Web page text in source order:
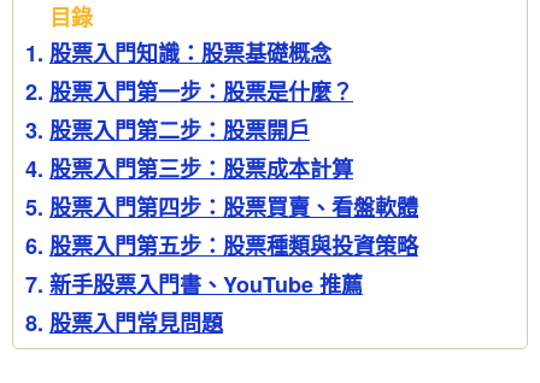
目錄
股票入門知識：股票基礎概念
股票入門第一步：股票是什麼？
股票入門第二步：股票開戶
股票入門第三步：股票成本計算
股票入門第四步：股票買賣、看盤軟體
股票入門第五步：股票種類與投資策略
新手股票入門書、YouTube 推薦
股票入門常見問題